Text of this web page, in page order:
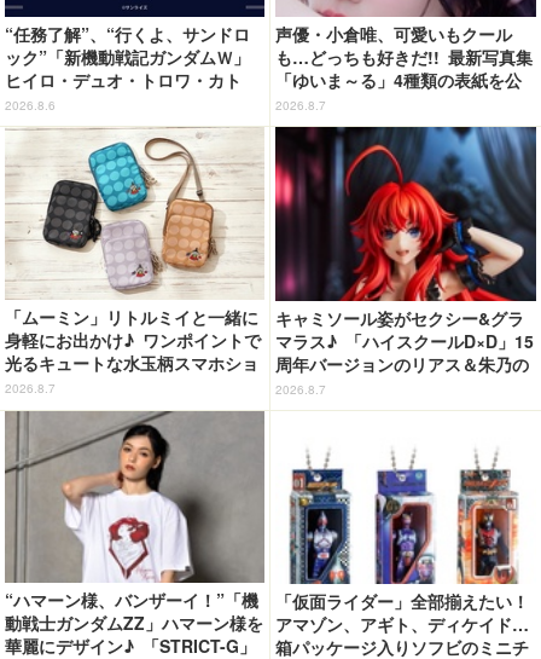
“任務了解”、“行くよ、サンドロ
ック”「新機動戦記ガンダムＷ」
ヒイロ・デュオ・トロワ・カト
ル・五飛の声がする…！ 新規録
り下ろしボイス搭載のワイヤレス
イヤホンが登場
2026.8.6
声優・小倉唯、可愛いもクール
も…どっちも好きだ!! 最新写真集
「ゆいま～る」4種類の表紙を公
開！「成長した私の姿を楽しんで
いただけたら」
2026.8.7
「ムーミン」リトルミイと一緒に
身軽にお出かけ♪ ワンポイントで
光るキュートな水玉柄スマホショ
ルダーが新登場！
2026.8.7
キャミソール姿がセクシー&グラ
マラス♪ 「ハイスクールD×D」15
周年バージョンのリアス＆朱乃の
フィギュアがリニューアルパッケ
ージで登場！
2026.8.7
“ハマーン様、バンザーイ！”「機
動戦士ガンダムZZ」ハマーン様を
華麗にデザイン♪ 「STRICT-G」
「仮面ライダー」全部揃えたい！
アマゾン、アギト、ディケイド…
箱パッケージ入りソフビのミニチ